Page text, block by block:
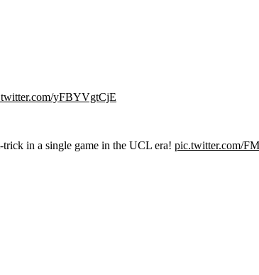
yFBYVgtCjE
in a single game in the UCL era! pic.twitter.com/